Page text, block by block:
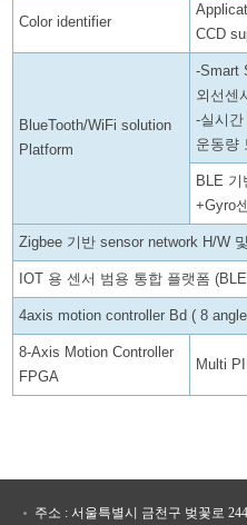
Color identifier
CCD
BlueTooth/WiFi solution
Platform
-Smart
외선센
-실시
운동량
BLE 기
+Gyro
Zigbee 기반 sensor network H/W
IOT 용 센서 범용 통합 플랫폼
4axis motion controller Bd ( 8
8-Axis Motion Controller
FPGA
Multi
주소 : 서울특별시 금천구 벚꽃로